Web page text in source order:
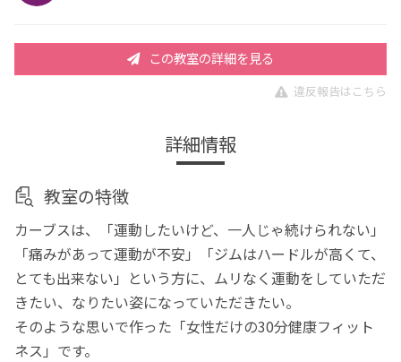
この教室の詳細を見る
違反報告はこちら
詳細情報
教室の特徴
カーブスは、「運動したいけど、一人じゃ続けられない」
「痛みがあって運動が不安」「ジムはハードルが高くて、
とても出来ない」という方に、ムリなく運動をしていただ
きたい、なりたい姿になっていただきたい。
そのような思いで作った「女性だけの30分健康フィット
ネス」です。